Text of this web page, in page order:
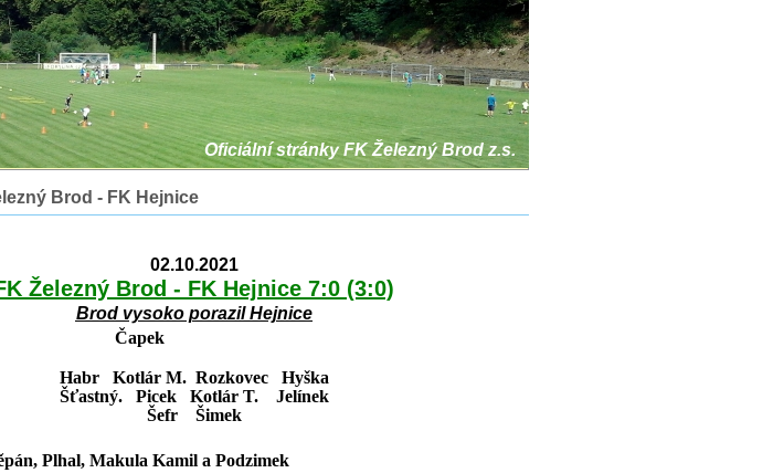
Oficiální stránky FK Železný Brod z.s.
Brod - FK Hejnice
02.10.2021
Železný Brod - FK Hejnice 7:0 (3:0)
Brod vysoko porazil Hejnice
FK : Čapek
Habr Kotlár M. Rozkovec Hyška
Šťastný. Picek Kotlár T. Jelínek
Šefr Šimek
Plhal, Makula Kamil a Podzimek